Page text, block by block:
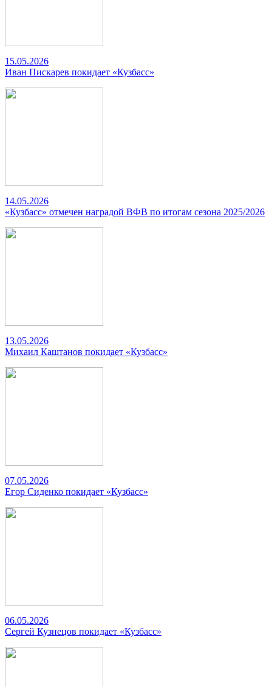
15.05.2026
Иван Пискарев покидает «Кузбасс»
14.05.2026
«Кузбасс» отмечен наградой ВФВ по итогам сезона 2025/2026
13.05.2026
Михаил Каштанов покидает «Кузбасс»
07.05.2026
Егор Сиденко покидает «Кузбасс»
06.05.2026
Сергей Кузнецов покидает «Кузбасс»